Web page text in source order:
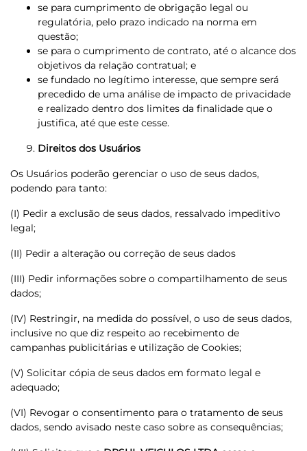
se para cumprimento de obrigação legal ou
regulatória, pelo prazo indicado na norma em
questão;
se para o cumprimento de contrato, até o alcance dos
objetivos da relação contratual; e
se fundado no legítimo interesse, que sempre será
precedido de uma análise de impacto de privacidade
e realizado dentro dos limites da finalidade que o
justifica, até que este cesse.
Direitos dos Usuários
Os Usuários poderão gerenciar o uso de seus dados,
podendo para tanto:
(I) Pedir a exclusão de seus dados, ressalvado impeditivo
legal;
(II) Pedir a alteração ou correção de seus dados
(III) Pedir informações sobre o compartilhamento de seus
dados;
(IV) Restringir, na medida do possível, o uso de seus dados,
inclusive no que diz respeito ao recebimento de
campanhas publicitárias e utilização de Cookies;
(V) Solicitar cópia de seus dados em formato legal e
adequado;
(VI) Revogar o consentimento para o tratamento de seus
dados, sendo avisado neste caso sobre as consequências;